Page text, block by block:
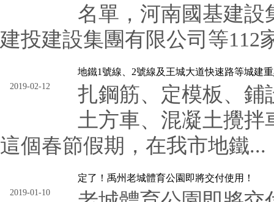
名單，河南國基建設
建投建設集團有限公司等112
2019-02-12
地鐵1號線、2號線及王城大道快速路等城建
扎鋼筋、定模板、鋪
土方車、混凝土攪拌
這個春節假期，在我市地鐵...
2019-01-10
定了！禹州老城體育公園即將交付使用！